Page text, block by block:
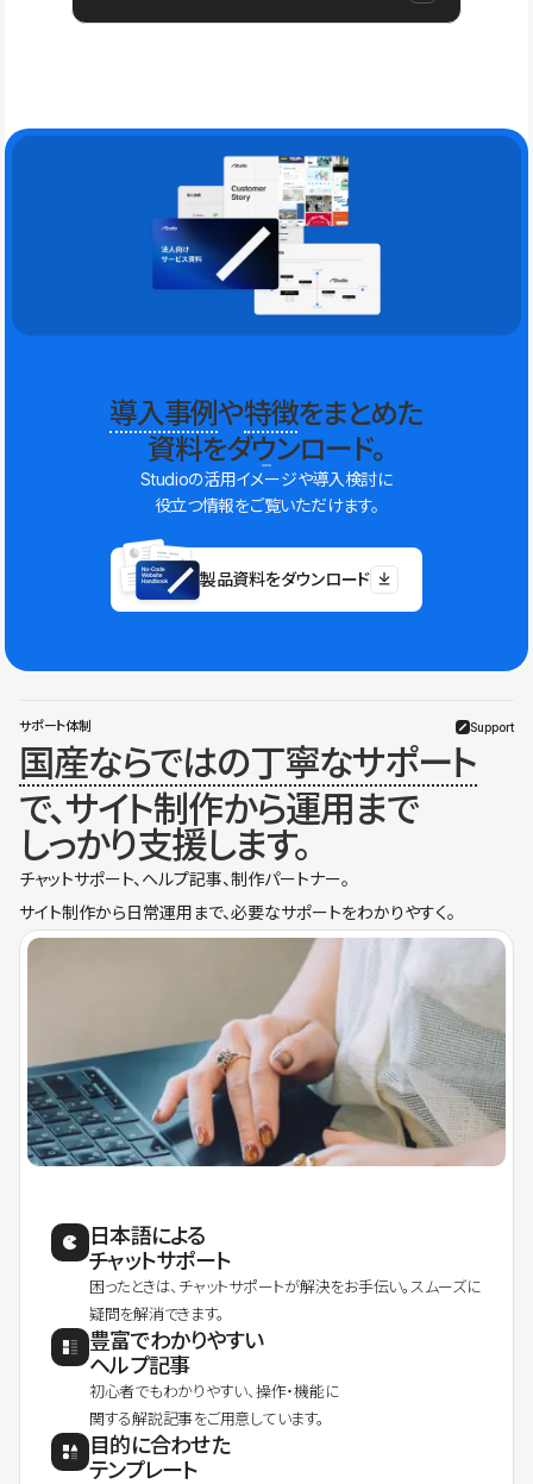
導入事例や特徴をまとめた
資料をダウンロード。
Studioの活用イメージや導入検討に
役立つ情報をご覧いただけます。
製品資料をダウンロード
サポート体制 Support
国産ならではの丁寧なサポート
で、サイト制作から運用まで
しっかり支援します。
チャットサポート、ヘルプ記事、制作パートナー。
サイト制作から日常運用まで、必要なサポートをわかりやすく。
日本語による
チャットサポート
困ったときは、チャットサポートが解決をお手伝い。スムーズに
疑問を解消できます。
豊富でわかりやすい
ヘルプ記事
初心者でもわかりやすい、操作・機能に
関する解説記事をご用意しています。
目的に合わせた
テンプレート